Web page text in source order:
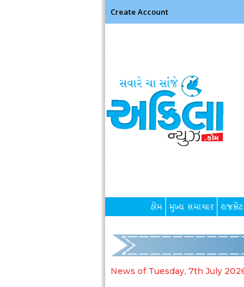
Create Account
હોમ મુખ્ય સમાચાર રાજકોટ
News of Tuesday, 7th July